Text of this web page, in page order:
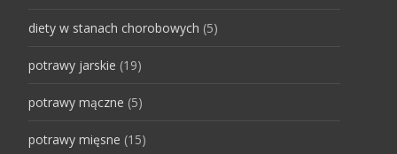
diety w stanach chorobowych (5)
potrawy jarskie (19)
potrawy mączne (5)
potrawy mięsne (15)